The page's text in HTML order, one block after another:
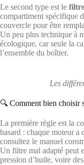
Le second type est le
compartiment spécifique
couvercle pour être
Un peu plus technique à
écologique, car seule la
l’ensemble du boîtier.
Les
🔍 Comment bien choisir
La première règle est la
hasard : chaque moteur a
consultez le manuel
Un filtre mal adapté peut
pression d’huile, voire